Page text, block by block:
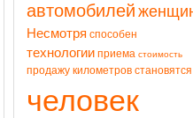
автомобилей
Несмотря способен
технологии приема стоимость
продажу километров становятся
человек